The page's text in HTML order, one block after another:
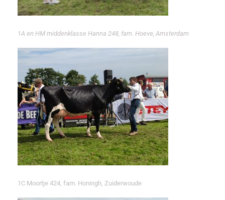
1A en HM middenklasse Hanna 248, fam. Hoeve, Amsterdam
1C Moortje 424, fam. Honingh, Zuiderwoude